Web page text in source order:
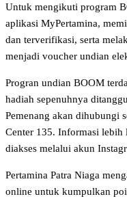
Untuk mengikuti program
aplikasi MyPertamina,
dan terverifikasi, serta
menjadi voucher undian
Progran undian BOOM
hadiah sepenuhnya
Pemenang akan dihubungi
Center 135. Informasi lebih
diakses melalui akun
Pertamina Patra Niaga
online untuk kumpulkan